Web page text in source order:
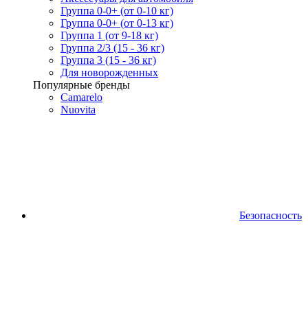
Группа 0-0+ (от 0-10 кг)
Группа 0-0+ (от 0-13 кг)
Группа 1 (от 9-18 кг)
Группа 2/3 (15 - 36 кг)
Группа 3 (15 - 36 кг)
Для новорожденных
Популярные бренды
Camarelo
Nuovita
Безопасность